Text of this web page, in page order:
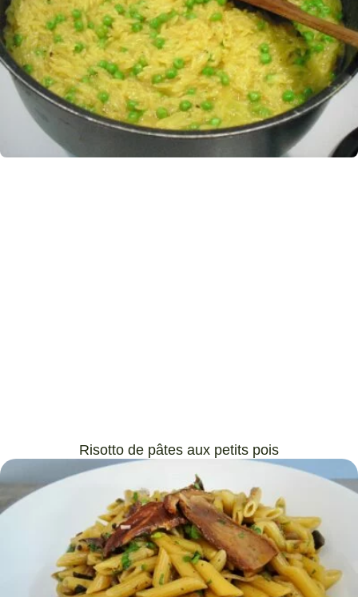
Risotto de pâtes aux petits pois